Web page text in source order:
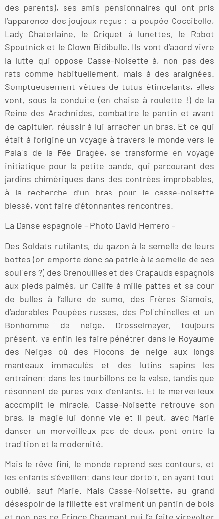
des parents), ses amis pensionnaires qui ont pris
l’apparence des joujoux reçus : la poupée Coccibelle,
Lady Chaterlaine, le Criquet à lunettes, le Robot
Spoutnick et le Clown Bidibulle. Ils vont d’abord vivre
la lutte qui oppose Casse-Noisette à, non pas des
rats comme habituellement, mais à des araignées.
Somptueusement vêtues de tutus étincelants, elles
vont, sous la conduite (en chaise à roulette !) de la
Reine des Arachnides, combattre le pantin et avant
de capituler, réussir à lui arracher un bras. Et ce qui
était à l’origine un voyage à travers le monde vers le
Palais de la Fée Dragée, se transforme en voyage
initiatique pour la petite bande, qui parcourant des
jardins chimériques dans des contrées improbables,
à la recherche d’un bras pour le casse-noisette
blessé, vont faire d’étonnantes rencontres.
La Danse espagnole – Photo David Herrero –
Des Soldats rutilants, du gazon à la semelle de leurs
bottes (on emporte donc sa patrie à la semelle de ses
souliers ?) des Grenouilles et des Crapauds espagnols
aux pieds palmés, un Calife à mille pattes et sa cour
de bulles à l’allure de sumo, des Frères Siamois,
d’adorables Poupées russes, des Polichinelles et un
Bonhomme de neige. Drosselmeyer, toujours
présent, va enfin les faire pénétrer dans le Royaume
des Neiges où des Flocons de neige aux longs
manteaux immaculés et des lutins sapins les
entraînent dans les tourbillons de la valse, tandis que
résonnent de pures voix d’enfants. Et le merveilleux
accomplit le miracle, Casse-Noisette retrouve son
bras, la magie lui donne vie et il peut, avec Marie
danser un merveilleux pas de deux, pont entre la
tradition et la modernité.
Mais le rêve fini, le monde reprend ses contours, et
les enfants s’éveillent dans leur dortoir, en ayant tout
oublié, sauf Marie. Mais Casse-Noisette, au grand
désespoir de la fillette est vraiment un pantin de bois
et non pas ce Prince Charmant qui l’a faite virevolter